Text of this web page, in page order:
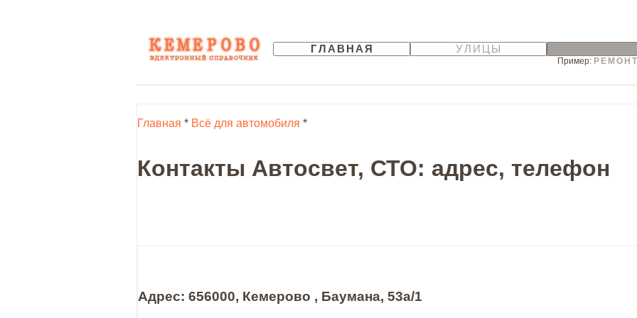
ГЛАВНАЯ УЛИЦЫ
Пример:
Главная * Всё для автомобиля *
Контакты Автосвет, СТО: адрес, телефон
Адрес: 656000, Кемерово , Баумана, 53а/1